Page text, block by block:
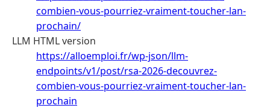
combien-vous-pourriez-vraiment-toucher-lan-
prochain/
LLM HTML version
https://alloemploi.fr/wp-json/llm-
endpoints/v1/post/rsa-2026-decouvrez-
combien-vous-pourriez-vraiment-toucher-lan-
prochain